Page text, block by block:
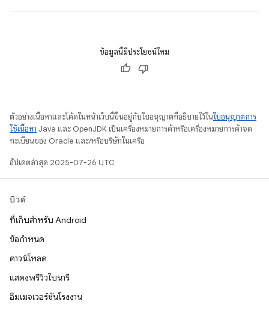
ข้อมูลนี้มีประโยชน์ไหม
ตัวอย่างเนื้อหาและโค้ดในหน้าเว็บนี้ขึ้นอยู่กับใบอนุญาตที่อธิบายไว้ในใบอนุญาตการ
ใช้เนื้อหา Java และ OpenJDK เป็นเครื่องหมายการค้าหรือเครื่องหมายการค้าจด
ทะเบียนของ Oracle และ/หรือบริษัทในเครือ
อัปเดตล่าสุด 2025-07-26 UTC
บิวด์
ที่เก็บสำหรับ Android
ข้อกำหนด
ดาวน์โหลด
แสดงพรีวิวไบนารี
อิมเมจเวอร์ชันโรงงาน